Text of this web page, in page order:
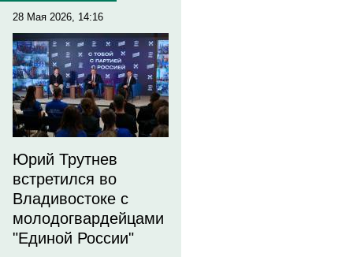
28 Мая 2026, 14:16
Юрий Трутнев
встретился во
Владивостоке с
молодогвардейцами
"Единой России"